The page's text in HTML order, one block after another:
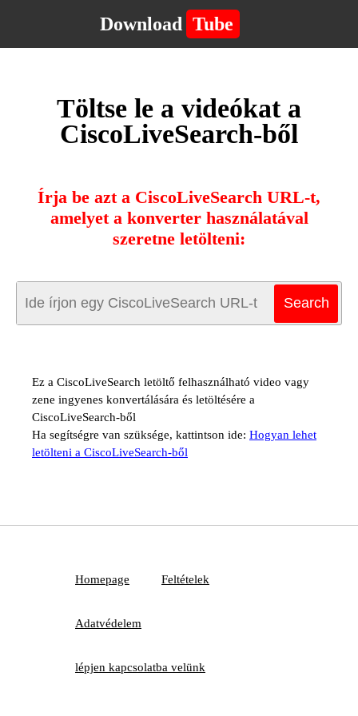
Download Tube
Töltse le a videókat a
CiscoLiveSearch-ből
Írja be azt a CiscoLiveSearch URL-t,
amelyet a konverter használatával
szeretne letölteni:
Ez a CiscoLiveSearch letöltő felhasználható video vagy
zene ingyenes konvertálására és letöltésére a
CiscoLiveSearch-ből
Ha segítségre van szüksége, kattintson ide: Hogyan lehet
letölteni a CiscoLiveSearch-ből
Homepage Feltételek
Adatvédelem
lépjen kapcsolatba velünk